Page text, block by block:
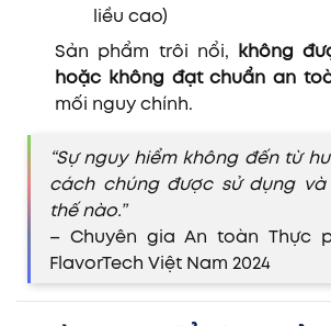
liều cao)
Sản phẩm trôi nổi,
không
hoặc không đạt chuẩn an
mối nguy chính.
“Sự nguy hiểm không đến từ
cách chúng được sử dụng và
thế nào.”
– Chuyên gia An toàn Thực
FlavorTech Việt Nam 2024